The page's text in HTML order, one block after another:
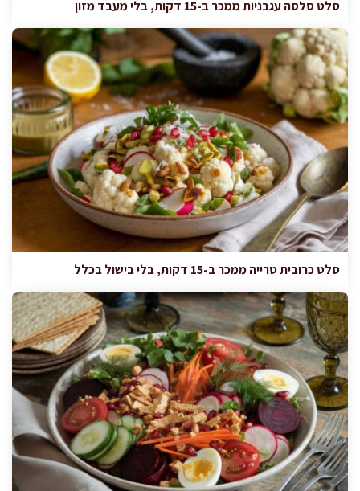
סלט סלסה עגבניות ממכר ב-15 דקות, בלי מעבד מזון
סלט כרובית טרייה ממכר ב-15 דקות, בלי בישול בכלל